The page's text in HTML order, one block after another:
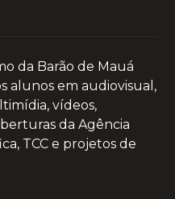
da Barão de Mauá
alunos em audiovisual,
vídeos,
da Agência
TCC e projetos de